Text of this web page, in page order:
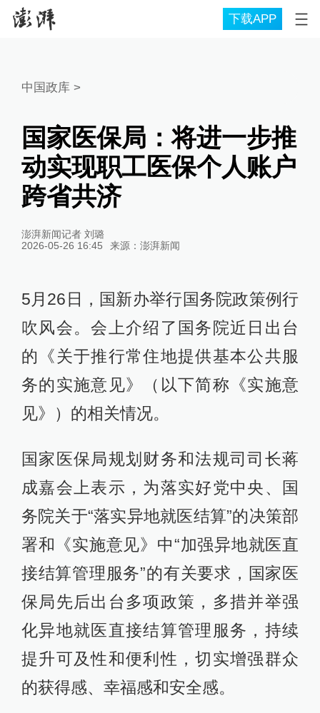
下载APP
中国政库 >
国家医保局：将进一步推
动实现职工医保个人账户
跨省共济
澎湃新闻记者 刘璐
2026-05-26 16:45
来源： 澎湃新闻
5月26日，国新办举行国务院政策例行
吹风会。会上介绍了国务院近日出台
的《关于推行常住地提供基本公共服
务的实施意见》（以下简称《实施意
见》）的相关情况。
国家医保局规划财务和法规司司长蒋
成嘉会上表示，为落实好党中央、国
务院关于“落实异地就医结算”的决策部
署和《实施意见》中“加强异地就医直
接结算管理服务”的有关要求，国家医
保局先后出台多项政策，多措并举强
化异地就医直接结算管理服务，持续
提升可及性和便利性，切实增强群众
的获得感、幸福感和安全感。